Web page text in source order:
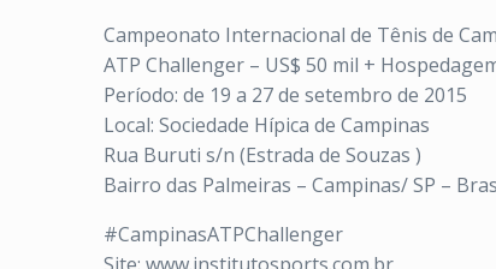
Campeonato Internacional de Tênis de
ATP Challenger – US$ 50 mil +
Período: de 19 a 27 de setembro de 2015
Local: Sociedade Hípica de Campinas
Rua Buruti s/n (Estrada de Souzas )
Bairro das Palmeiras – Campinas/ SP –
#CampinasATPChallenger